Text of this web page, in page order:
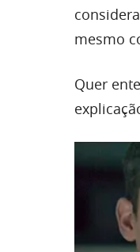
mesmo
Quer